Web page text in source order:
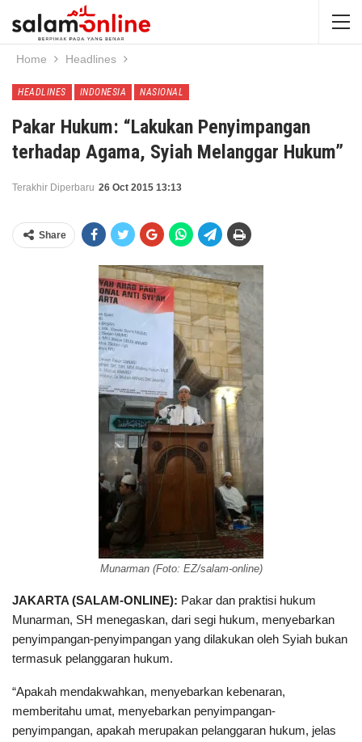
Home Headlines
HEADLINES INDONESIA NASIONAL
Pakar Hukum: “Lakukan Penyimpangan
terhadap Agama, Syiah Melanggar Hukum”
Terakhir Diperbaru 26 Oct 2015 13:13
Share
Munarman (Foto: EZ/salam-online)
JAKARTA (SALAM-ONLINE): Pakar dan praktisi hukum
Munarman, SH menegaskan, dari segi hukum, menyebarkan
penyimpangan-penyimpangan yang dilakukan oleh Syiah bukan
termasuk pelanggaran hukum.
“Apakah mendakwahkan, menyebarkan kebenaran,
memberitahu umat, menyebarkan penyimpangan-
penyimpangan, apakah merupakan pelanggaran hukum, jelas